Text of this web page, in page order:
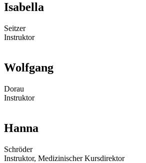
Isabella
Seitzer
Instruktor
Wolfgang
Dorau
Instruktor
Hanna
Schröder
Instruktor, Medizinischer Kursdirektor